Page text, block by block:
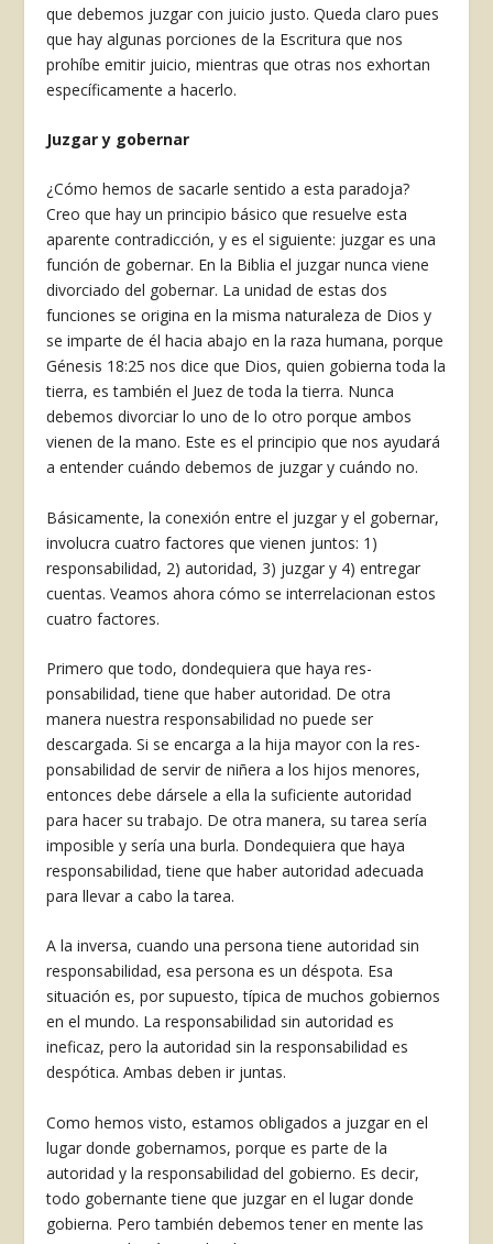
que debemos juzgar con juicio justo. Queda claro pues
que hay algunas porciones de la Escritura que nos
prohíbe emitir juicio, mientras que otras nos exhortan
específica­mente a hacerlo.
Juzgar y gobernar
¿Cómo hemos de sacarle sentido a esta parado­ja?
Creo que hay un principio básico que resuelve esta
aparente contradicción, y es el siguiente: juz­gar es una
función de gobernar. En la Biblia el juz­gar nunca viene
divorciado del gobernar. La uni­dad de estas dos
funciones se origina en la misma naturaleza de Dios y
se imparte de él hacia abajo en la raza humana, porque
Génesis 18:25 nos dice que Dios, quien gobierna toda la
tierra, es tam­bién el Juez de toda la tierra. Nunca
debemos di­vorciar lo uno de lo otro porque ambos
vienen de la mano. Este es el principio que nos ayudará
a en­tender cuándo debemos de juzgar y cuándo no.
Básicamente, la conexión entre el juzgar y el gobernar,
involucra cuatro factores que vienen juntos: 1)
responsabilidad, 2) autoridad, 3) juz­gar y 4) entregar
cuentas. Veamos ahora cómo se interrelacionan estos
cuatro factores.
Primero que todo, dondequiera que haya res­
ponsabilidad, tiene que haber autoridad. De otra
manera nuestra responsabilidad no puede ser
descargada. Si se encarga a la hija mayor con la res­
ponsabilidad de servir de niñera a los hijos meno­res,
entonces debe dársele a ella la suficiente auto­ridad
para hacer su trabajo. De otra manera, su tarea sería
imposible y sería una burla. Dondequie­ra que haya
responsabilidad, tiene que haber auto­ridad adecuada
para llevar a cabo la tarea.
A la inversa, cuando una persona tiene autoridad sin
responsabilidad, esa persona es un déspota. Esa
situación es, por supuesto, típica de muchos gobiernos
en el mundo. La responsabilidad sin autoridad es
ineficaz, pero la autoridad sin la respon­sabilidad es
despótica. Ambas deben ir juntas.
Como hemos visto, estamos obligados a juzgar en el
lugar donde gobernamos, porque es parte de la
autoridad y la responsabilidad del gobierno. Es decir,
todo gobernante tiene que juzgar en el lu­gar donde
gobierna. Pero también debemos tener en mente las